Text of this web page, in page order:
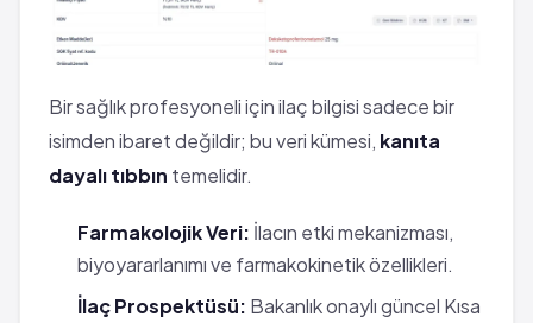
Bir sağlık profesyoneli için ilaç bilgisi sadece bir
isimden ibaret değildir; bu veri kümesi, kanıta
dayalı tıbbın temelidir.
Farmakolojik Veri: İlacın etki mekanizması,
biyoyararlanımı ve farmakokinetik özellikleri.
İlaç Prospektüsü: Bakanlık onaylı güncel Kısa